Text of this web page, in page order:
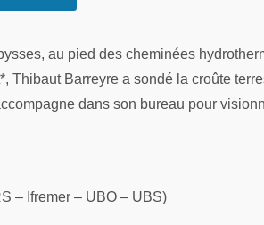
au pied des cheminées
Thibaut Barreyre a sondé la croûte
dans son bureau pour
– Ifremer – UBO – UBS)